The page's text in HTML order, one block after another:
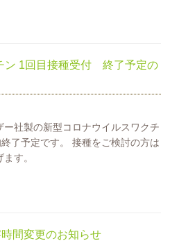
ン 1回目接種受付 終了予定の
社製の新型コロナウイルスワクチ
了予定です。 接種をご検討の方は
す。
間変更のお知らせ